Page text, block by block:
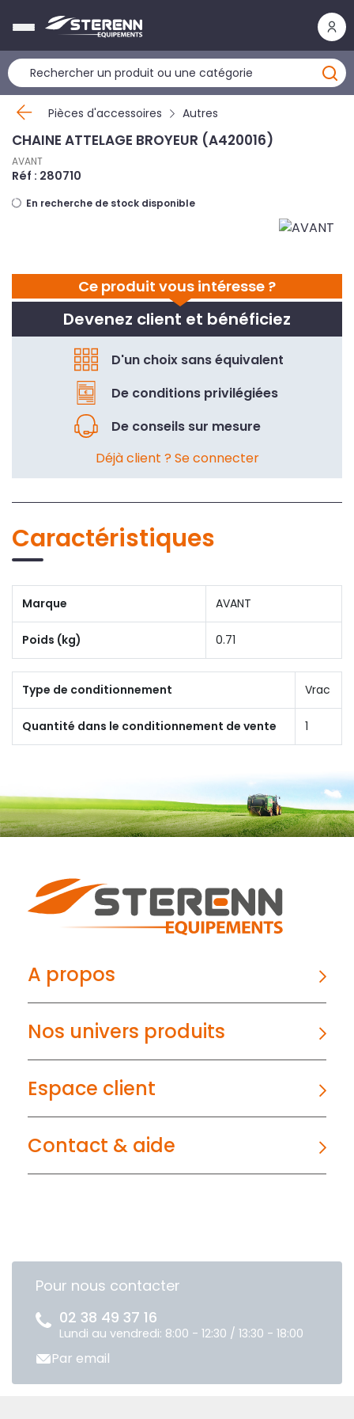
Pièces d'accessoires Autres
Ce produit vous intéresse ?
Devenez client et bénéficiez
D'un choix sans équivalent
De conditions privilégiées
De conseils sur mesure
Déjà client ? Se connecter
CHAINE ATTELAGE BROYEUR (A420016)
AVANT
Réf : 280710
En recherche de stock disponible
Caractéristiques
Marque AVANT
Poids (kg) 0.71
Type de conditionnement Vrac
Quantité dans le conditionnement de vente 1
A propos
Nos univers produits
Espace client
Contact & aide
Pour nous contacter
02 38 49 37 16
Lundi au vendredi: 8:00 - 12:30 / 13:30 - 18:00
Par email